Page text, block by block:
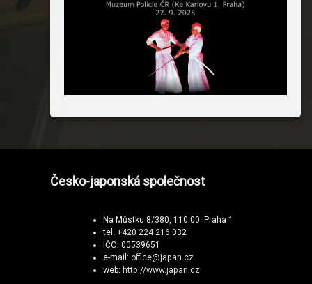
Česko-japonská společnost
Na Můstku 8/380, 110 00 Praha 1
tel. +420 224 216 032
IČO: 00539651
e-mail: office@japan.cz
web: http://www.japan.cz